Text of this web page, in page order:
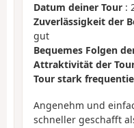
Datum deiner Tour :
Zuverlässigkeit der
gut
Bequemes Folgen
Attraktivität der
Tour stark
Angenehm und
schneller geschafft